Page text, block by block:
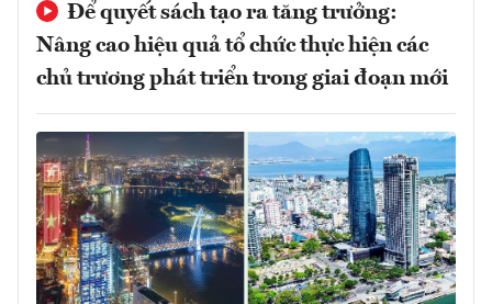
Để quyết sách tạo ra tăng trưởng:
Nâng cao hiệu quả tổ chức thực hiện các
chủ trương phát triển trong giai đoạn mới